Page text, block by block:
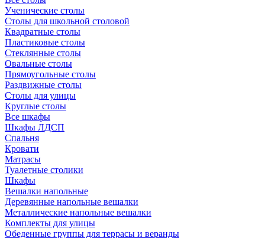
Ученические столы
Столы для школьной столовой
Квадратные столы
Пластиковые столы
Стеклянные столы
Овальные столы
Прямоугольные столы
Раздвижные столы
Столы для улицы
Круглые столы
Все шкафы
Шкафы ЛДСП
Спальня
Кровати
Матрасы
Туалетные столики
Шкафы
Вешалки напольные
Деревянные напольные вешалки
Металлические напольные вешалки
Комплекты для улицы
Обеденные группы для террасы и веранды